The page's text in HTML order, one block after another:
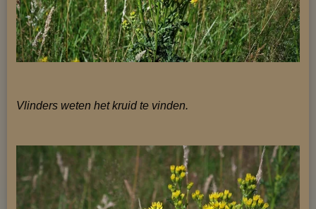
Vlinders weten het kruid te vinden.